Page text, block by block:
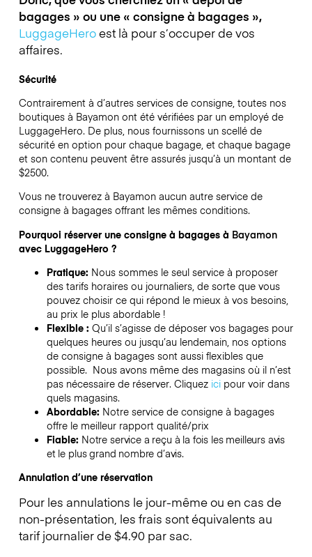
bagages » ou une « consigne à bagages »,
LuggageHeroest là pour s’occuper de vos
affaires.
Sécurité
Contrairement à d’autres services de consigne,toutes nos
boutiques à Bayamonont été vérifiées par un employé de
LuggageHero. De plus, nous fournissons un scellé de
sécurité en option pour chaque bagage, et chaque bagage
et son contenu peuvent être assurés jusqu’à un montant de
$2500.
Vous ne trouverez à Bayamonaucun autre service de
consigne à bagages offrant les mêmes conditions.
Pourquoi réserver une consigne à bagages à Bayamon
avec LuggageHero ?
Pratique: Nous sommes le seul service à proposer
des tarifs horaires ou journaliers, de sorte que vous
pouvez choisir ce qui répond le mieux à vos besoins,
au prix le plus abordable !
Flexible : Qu’il s’agisse de déposer vos bagages pour
quelques heures ou jusqu’au lendemain, nos options
de consigne à bagages sont aussi flexibles que
possible. Nous avons même des magasins où il n’est
pas nécessaire de réserver. Cliquez icipour voir dans
quels magasins.
Abordable: Notre service de consigne à bagages
offre le meilleur rapport qualité/prix
Fiable: Notre service a reçu à la fois les meilleurs avis
et le plus grand nombre d’avis.
Annulation d’une réservation
Pour les annulations le jour-même ou en cas de
non-présentation, les frais sont équivalents au
tarif journalier de $4.90 par sac.